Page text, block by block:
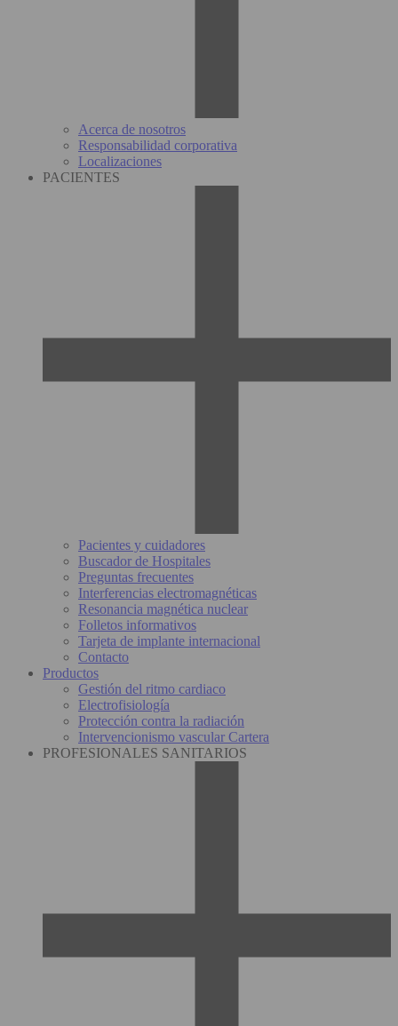
Acerca de nosotros
Responsabilidad corporativa
Localizaciones
PACIENTES
Pacientes y cuidadores
Buscador de Hospitales
Preguntas frecuentes
Interferencias electromagnéticas
Resonancia magnética nuclear
Folletos informativos
Tarjeta de implante internacional
Contacto
Productos
Gestión del ritmo cardiaco
Electrofisiología
Protección contra la radiación
Intervencionismo vascular Cartera
PROFESIONALES SANITARIOS